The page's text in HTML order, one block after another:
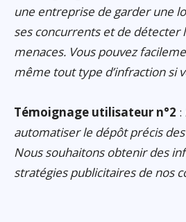
une entreprise de garder une
ses concurrents et de détecter
menaces. Vous pouvez
même tout type d’infraction si
Témoignage utilisateur n°2 :
automatiser le dépôt précis
Nous souhaitons obtenir des
stratégies publicitaires de nos